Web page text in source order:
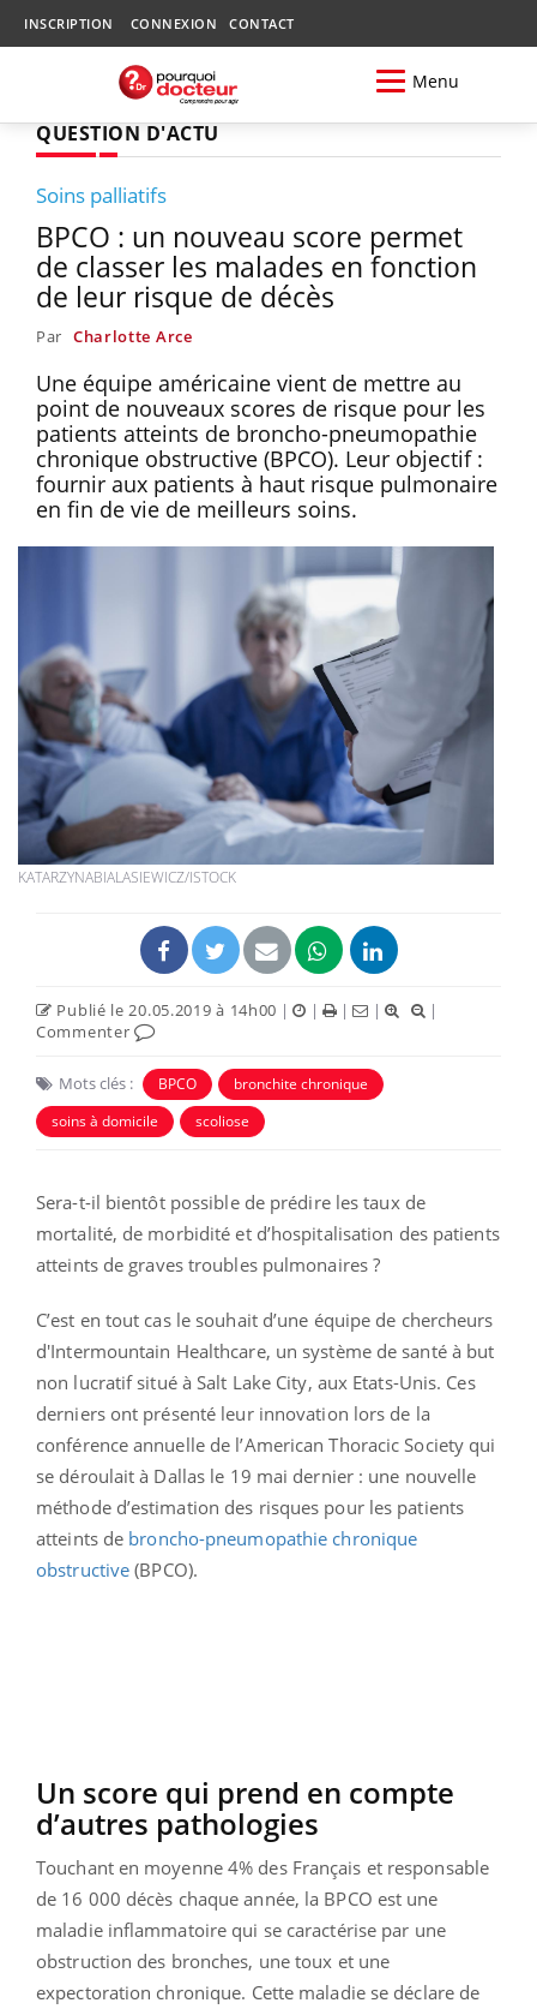
INSCRIPTION CONNEXION CONTACT
Menu
QUESTION D'ACTU
Soins palliatifs
BPCO : un nouveau score permet
de classer les malades en fonction
de leur risque de décès
Par Charlotte Arce
Une équipe américaine vient de mettre au
point de nouveaux scores de risque pour les
patients atteints de broncho-pneumopathie
chronique obstructive (BPCO). Leur objectif :
fournir aux patients à haut risque pulmonaire
en fin de vie de meilleurs soins.
KATARZYNABIALASIEWICZ/ISTOCK
Publié le 20.05.2019 à 14h00 | | | |
|
Commenter
Mots clés : BPCO
bronchite chronique
soins à domicile
scoliose
Sera-t-il bientôt possible de prédire les taux de
mortalité, de morbidité et d’hospitalisation des patients
atteints de graves troubles pulmonaires ?
C’est en tout cas le souhait d’une équipe de chercheurs
d'Intermountain Healthcare, un système de santé à but
non lucratif situé à Salt Lake City, aux Etats-Unis. Ces
derniers ont présenté leur innovation lors de la
conférence annuelle de l’American Thoracic Society qui
se déroulait à Dallas le 19 mai dernier : une nouvelle
méthode d’estimation des risques pour les patients
atteints de broncho-pneumopathie chronique
obstructive (BPCO).
Un score qui prend en compte
d’autres pathologies
Touchant en moyenne 4% des Français et responsable
de 16 000 décès chaque année, la BPCO est une
maladie inflammatoire qui se caractérise par une
obstruction des bronches, une toux et une
expectoration chronique. Cette maladie se déclare de